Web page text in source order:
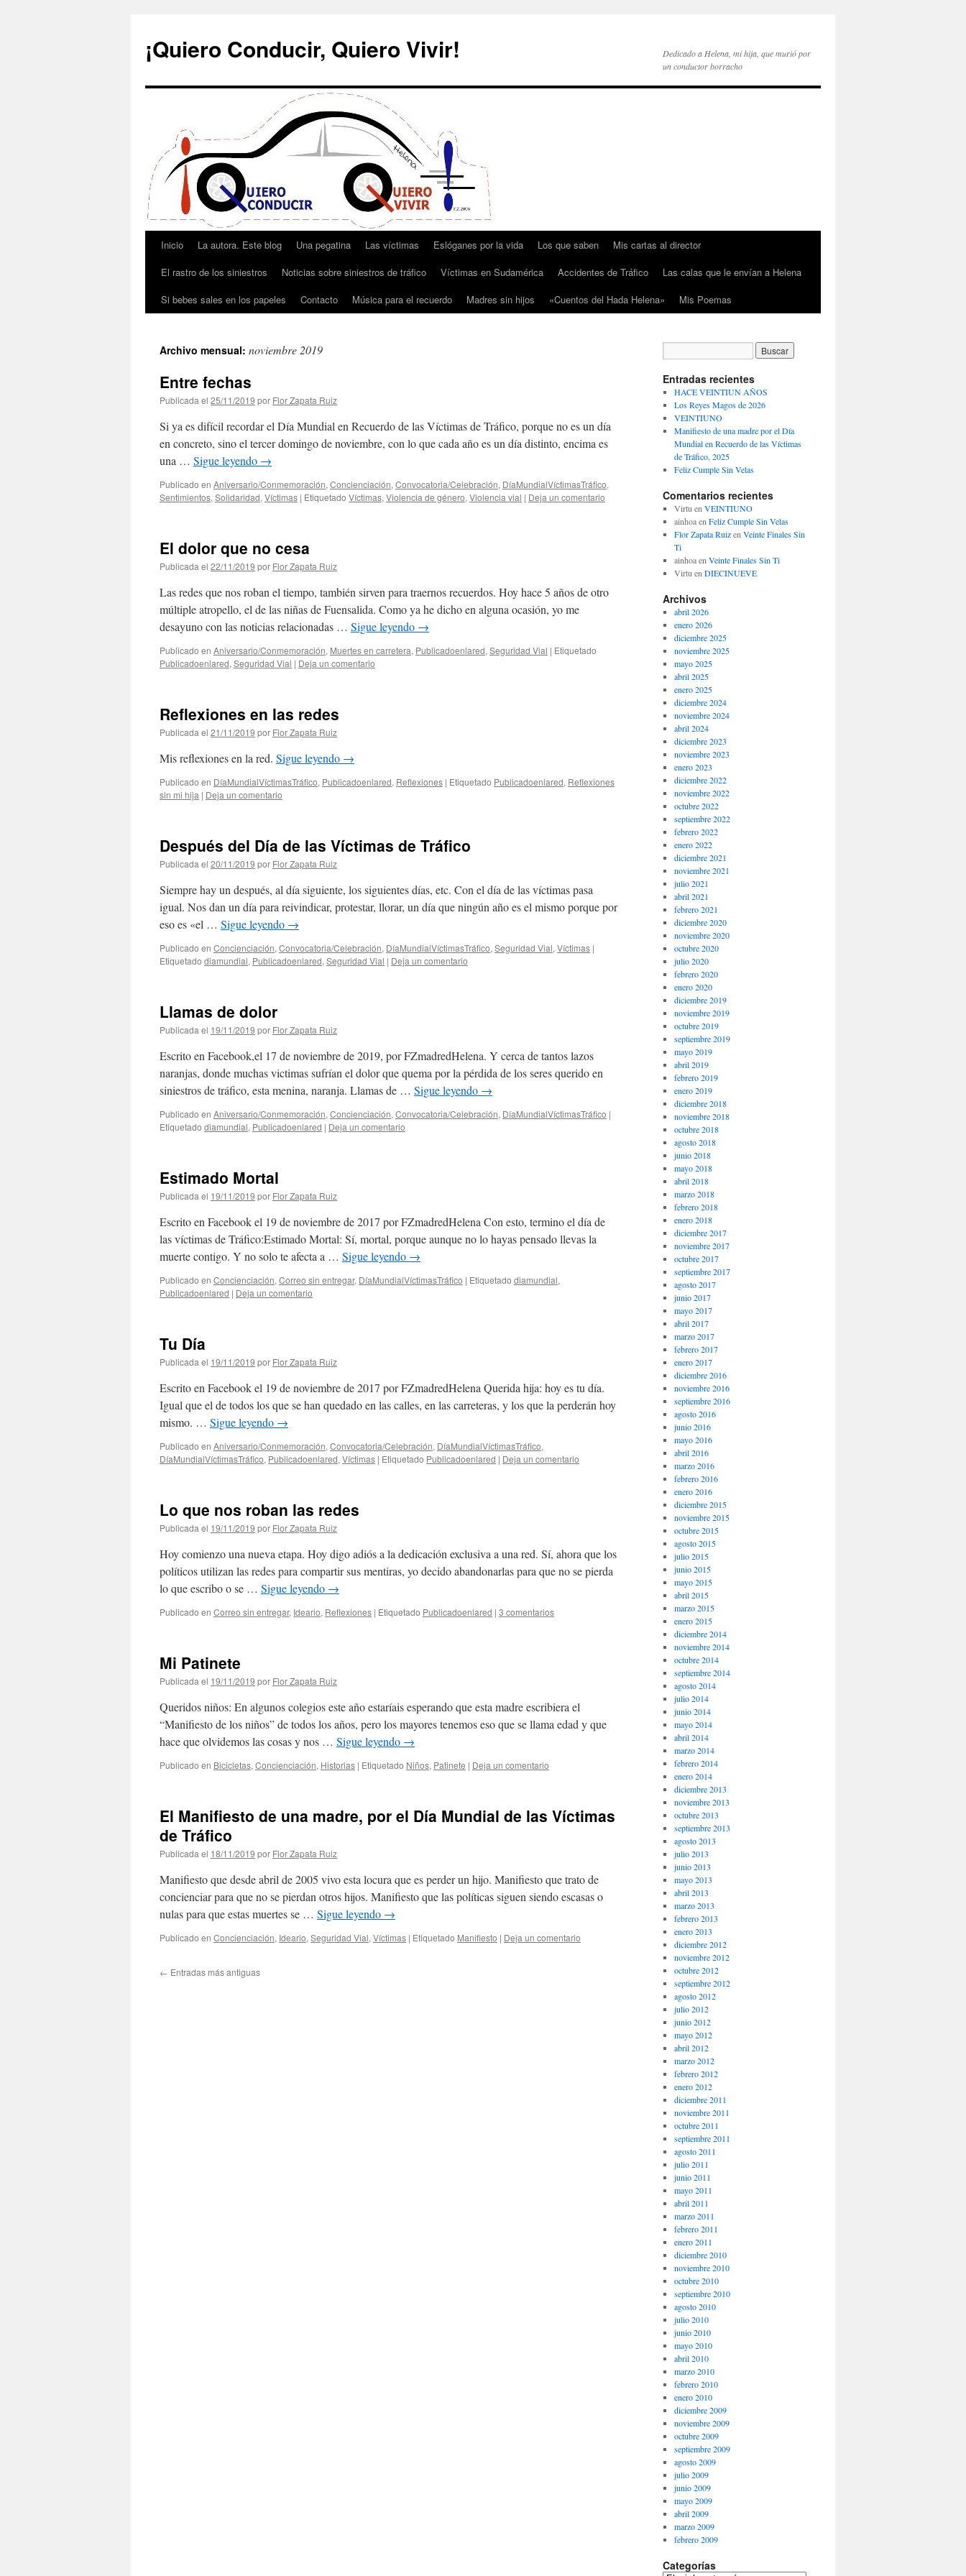
¡Quiero Conducir, Quiero Vivir!
Dedicado a Helena, mi hija, que murió por
un conductor borracho
Saltar
contenido
Inicio La autora. Este blog Una pegatina Las víctimas Eslóganes por la vida Los que saben
Mis cartas al director
El rastro de los siniestros
Noticias sobre siniestros de tráfico Víctimas en Sudamérica Accidentes de Tráfico
Las calas que le envían a Helena
Si bebes sales en los papeles
Contacto Música para el recuerdo Madres sin hijos «Cuentos del Hada Helena» Mis Poemas
Archivo mensual: noviembre 2019
Entre fechas
Publicada el 25/11/2019 por Flor Zapata Ruiz
Si ya es difícil recordar el Día Mundial en Recuerdo de las Víctimas de Tráfico, porque no es un día
en concreto, sino el tercer domingo de noviembre, con lo que cada año es un día distinto, encima es
una … Sigue leyendo →
Publicado en Aniversario/Conmemoración, Concienciación, Convocatoria/Celebración, DíaMundialVíctimasTráfico,
Sentimientos, Solidaridad, Víctimas | Etiquetado Víctimas, Violencia de género, Violencia vial | Deja un comentario
El dolor que no cesa
Publicada el 22/11/2019 por Flor Zapata Ruiz
Las redes que nos roban el tiempo, también sirven para traernos recuerdos. Hoy hace 5 años de otro
múltiple atropello, el de las niñas de Fuensalida. Como ya he dicho en alguna ocasión, yo me
desayuno con las noticias relacionadas … Sigue leyendo →
Publicado en Aniversario/Conmemoración, Muertes en carretera, Publicadoenlared, Seguridad Vial | Etiquetado
Publicadoenlared, Seguridad Vial | Deja un comentario
Reflexiones en las redes
Publicada el 21/11/2019 por Flor Zapata Ruiz
Mis reflexiones en la red. Sigue leyendo →
Publicado en DíaMundialVíctimasTráfico, Publicadoenlared, Reflexiones | Etiquetado Publicadoenlared, Reflexiones
sin mi hija | Deja un comentario
Después del Día de las Víctimas de Tráfico
Publicada el 20/11/2019 por Flor Zapata Ruiz
Siempre hay un después, al día siguiente, los siguientes días, etc. Con el día de las víctimas pasa
igual. Nos dan un día para reivindicar, protestar, llorar, un día que ningún año es el mismo porque por
eso es «el … Sigue leyendo →
Publicado en Concienciación, Convocatoria/Celebración, DíaMundialVíctimasTráfico, Seguridad Vial, Víctimas |
Etiquetado diamundial, Publicadoenlared, Seguridad Vial | Deja un comentario
Llamas de dolor
Publicada el 19/11/2019 por Flor Zapata Ruiz
Escrito en Facebook,el 17 de noviembre de 2019, por FZmadredHelena. Y cerca de tantos lazos
naranjas, donde muchas victimas sufrían el dolor que quema por la pérdida de los seres querido en
siniestros de tráfico, esta menina, naranja. Llamas de … Sigue leyendo →
Publicado en Aniversario/Conmemoración, Concienciación, Convocatoria/Celebración, DíaMundialVíctimasTráfico |
Etiquetado diamundial, Publicadoenlared | Deja un comentario
Estimado Mortal
Publicada el 19/11/2019 por Flor Zapata Ruiz
Escrito en Facebook el 19 de noviembre de 2017 por FZmadredHelena Con esto, termino el día de
las víctimas de Tráfico:Estimado Mortal: Sí, mortal, porque aunque no lo hayas pensado llevas la
muerte contigo. Y no solo te afecta a … Sigue leyendo →
Publicado en Concienciación, Correo sin entregar, DíaMundialVíctimasTráfico | Etiquetado diamundial,
Publicadoenlared | Deja un comentario
Tu Día
Publicada el 19/11/2019 por Flor Zapata Ruiz
Escrito en Facebook el 19 de noviembre de 2017 por FZmadredHelena Querida hija: hoy es tu día.
Igual que el de todos los que se han quedado en las calles, en las carreteras, y los que la perderán hoy
mismo. … Sigue leyendo →
Publicado en Aniversario/Conmemoración, Convocatoria/Celebración, DíaMundialVíctimasTráfico,
DíaMundialVíctimasTráfico, Publicadoenlared, Víctimas | Etiquetado Publicadoenlared | Deja un comentario
Lo que nos roban las redes
Publicada el 19/11/2019 por Flor Zapata Ruiz
Hoy comienzo una nueva etapa. Hoy digo adiós a la dedicación exclusiva a una red. Sí, ahora que los
políticos utilizan las redes para compartir sus mentiras, yo decido abandonarlas para que no se pierda
lo que escribo o se … Sigue leyendo →
Publicado en Correo sin entregar, Ideario, Reflexiones | Etiquetado Publicadoenlared | 3 comentarios
Mi Patinete
Publicada el 19/11/2019 por Flor Zapata Ruiz
Queridos niños: En algunos colegios este año estaríais esperando que esta madre escribiera el
“Manifiesto de los niños” de todos los años, pero los mayores tenemos eso que se llama edad y que
hace que olvidemos las cosas y nos … Sigue leyendo →
Publicado en Bicicletas, Concienciación, Historias | Etiquetado Niños, Patinete | Deja un comentario
El Manifiesto de una madre, por el Día Mundial de las Víctimas
de Tráfico
Publicada el 18/11/2019 por Flor Zapata Ruiz
Manifiesto que desde abril de 2005 vivo esta locura que es perder un hijo. Manifiesto que trato de
concienciar para que no se pierdan otros hijos. Manifiesto que las políticas siguen siendo escasas o
nulas para que estas muertes se … Sigue leyendo →
Publicado en Concienciación, Ideario, Seguridad Vial, Víctimas | Etiquetado Manifiesto | Deja un comentario
← Entradas más antiguas
Entradas recientes
HACE VEINTIUN AÑOS
Los Reyes Magos de 2026
VEINTIUNO
Manifiesto de una madre por el Día
Mundial en Recuerdo de las Víctimas
de Tráfico, 2025
Feliz Cumple Sin Velas
Comentarios recientes
Virtu en VEINTIUNO
ainhoaen Feliz Cumple Sin Velas
Flor Zapata Ruizen Veinte Finales Sin
Ti
ainhoaen Veinte Finales Sin Ti
Virtu en DIECINUEVE
Archivos
abril 2026
enero 2026
diciembre 2025
noviembre 2025
mayo 2025
abril 2025
enero 2025
diciembre 2024
noviembre 2024
abril 2024
diciembre 2023
noviembre 2023
enero 2023
diciembre 2022
noviembre 2022
octubre 2022
septiembre 2022
febrero 2022
enero 2022
diciembre 2021
noviembre 2021
julio 2021
abril 2021
febrero 2021
diciembre 2020
noviembre 2020
octubre 2020
julio 2020
febrero 2020
enero 2020
diciembre 2019
noviembre 2019
octubre 2019
septiembre 2019
mayo 2019
abril 2019
febrero 2019
enero 2019
diciembre 2018
noviembre 2018
octubre 2018
agosto 2018
junio 2018
mayo 2018
abril 2018
marzo 2018
febrero 2018
enero 2018
diciembre 2017
noviembre 2017
octubre 2017
septiembre 2017
agosto 2017
junio 2017
mayo 2017
abril 2017
marzo 2017
febrero 2017
enero 2017
diciembre 2016
noviembre 2016
septiembre 2016
agosto 2016
junio 2016
mayo 2016
abril 2016
marzo 2016
febrero 2016
enero 2016
diciembre 2015
noviembre 2015
octubre 2015
agosto 2015
julio 2015
junio 2015
mayo 2015
abril 2015
marzo 2015
enero 2015
diciembre 2014
noviembre 2014
octubre 2014
septiembre 2014
agosto 2014
julio 2014
junio 2014
mayo 2014
abril 2014
marzo 2014
febrero 2014
enero 2014
diciembre 2013
noviembre 2013
octubre 2013
septiembre 2013
agosto 2013
julio 2013
junio 2013
mayo 2013
abril 2013
marzo 2013
febrero 2013
enero 2013
diciembre 2012
noviembre 2012
octubre 2012
septiembre 2012
agosto 2012
julio 2012
junio 2012
mayo 2012
abril 2012
marzo 2012
febrero 2012
enero 2012
diciembre 2011
noviembre 2011
octubre 2011
septiembre 2011
agosto 2011
julio 2011
junio 2011
mayo 2011
abril 2011
marzo 2011
febrero 2011
enero 2011
diciembre 2010
noviembre 2010
octubre 2010
septiembre 2010
agosto 2010
julio 2010
junio 2010
mayo 2010
abril 2010
marzo 2010
febrero 2010
enero 2010
diciembre 2009
noviembre 2009
octubre 2009
septiembre 2009
agosto 2009
julio 2009
junio 2009
mayo 2009
abril 2009
marzo 2009
febrero 2009
Categorías